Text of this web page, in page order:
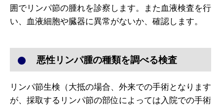
囲でリンパ節の腫れを診察します。また血液検査を行
い、血液細胞や臓器に異常がないか、確認します。
悪性リンパ腫の種類を調べる検査
リンパ節生検（大抵の場合、外来での手術となります
が、採取するリンパ節の部位によっては入院での手術